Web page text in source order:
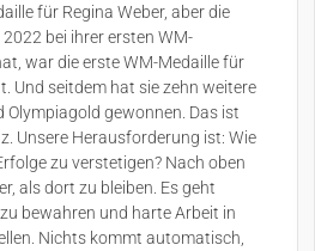
für Regina Weber, aber die
bei ihrer ersten WM-
war die erste WM-Medaille für
Und seitdem hat sie zehn weitere
Olympiagold gewonnen. Das ist
Unsere Herausforderung ist: Wie
zu verstetigen? Nach oben
als dort zu bleiben. Es geht
bewahren und harte Arbeit in
Nichts kommt automatisch,